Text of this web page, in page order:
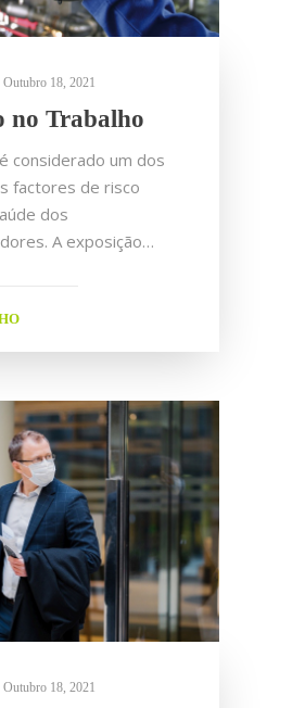
Outubro 18, 2021
no Trabalho
considerado um dos
factores de risco
dos
A exposição…
Outubro 18, 2021